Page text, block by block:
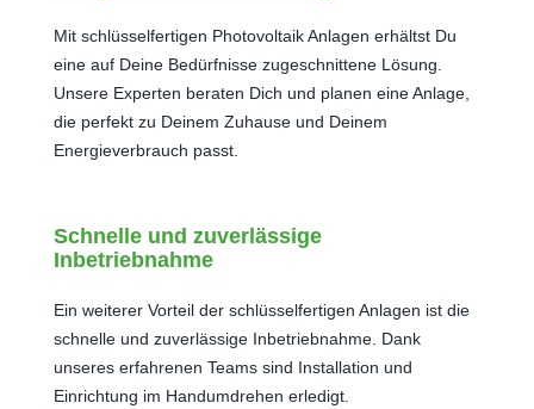
Mit schlüsselfertigen Photovoltaik Anlagen erhältst Du
eine auf Deine Bedürfnisse zugeschnittene Lösung.
Unsere Experten beraten Dich und planen eine Anlage,
die perfekt zu Deinem Zuhause und Deinem
Energieverbrauch passt.
Schnelle und zuverlässige
Inbetriebnahme
Ein weiterer Vorteil der schlüsselfertigen Anlagen ist die
schnelle und zuverlässige Inbetriebnahme. Dank
unseres erfahrenen Teams sind Installation und
Einrichtung im Handumdrehen erledigt.